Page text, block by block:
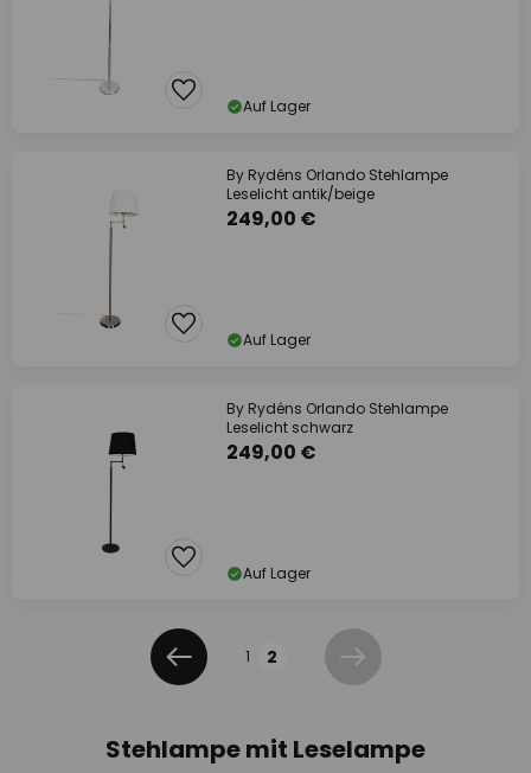
Auf Lager
By Rydéns Orlando Stehlampe
Leselicht antik/beige
249,00 €
Auf Lager
By Rydéns Orlando Stehlampe
Leselicht schwarz
249,00 €
Auf Lager
Zurück
1 2 Weiter
Stehlampe mit Leselampe